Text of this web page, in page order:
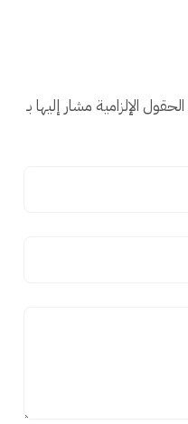
الحقول الإلزامية مشار إليها بـ